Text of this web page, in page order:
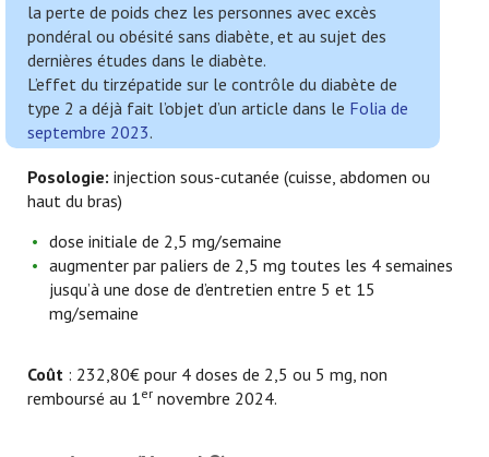
la perte de poids chez les personnes avec excès
pondéral ou obésité sans diabète, et au sujet des
dernières études dans le diabète.
L’effet du tirzépatide sur le contrôle du diabète de
type 2 a déjà fait l’objet d’un article dans le Folia de
septembre 2023.
Posologie: injection sous-cutanée (cuisse, abdomen ou
haut du bras)
dose initiale de 2,5 mg/semaine
augmenter par paliers de 2,5 mg toutes les 4 semaines
jusqu’à une dose de d’entretien entre 5 et 15
mg/semaine
Coût : 232,80€ pour 4 doses de 2,5 ou 5 mg, non
remboursé au 1er novembre 2024.